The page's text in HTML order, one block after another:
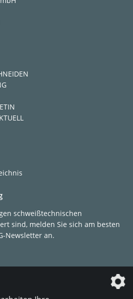
schweißtechnischen
sind, melden Sie sich am besten
Newsletter an.
ist ein Unternehmen der